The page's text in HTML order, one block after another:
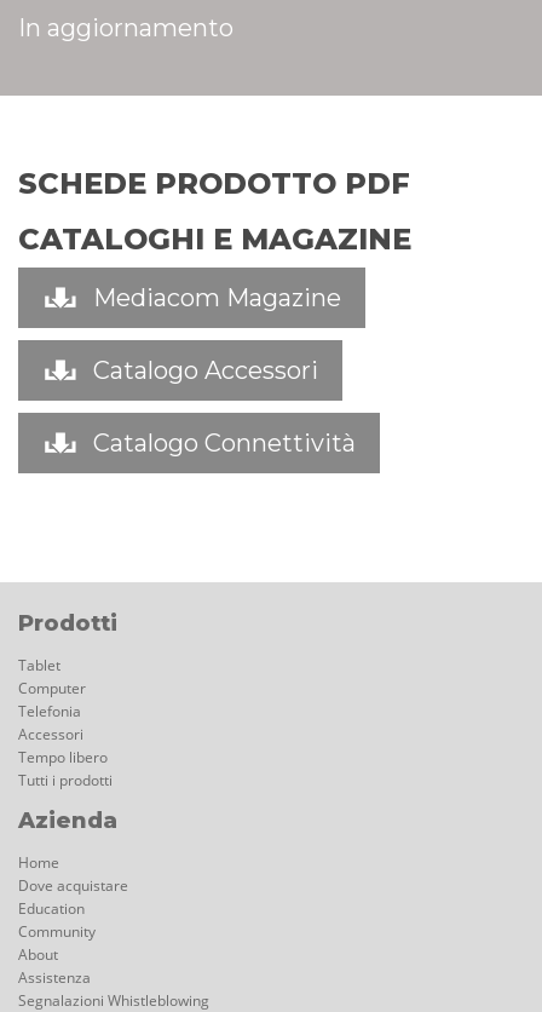
In aggiornamento
SCHEDE PRODOTTO PDF
CATALOGHI E MAGAZINE
Mediacom Magazine
Catalogo Accessori
Catalogo Connettività
Prodotti
Tablet
Computer
Telefonia
Accessori
Tempo libero
Tutti i prodotti
Azienda
Home
Dove acquistare
Education
Community
About
Assistenza
Segnalazioni Whistleblowing